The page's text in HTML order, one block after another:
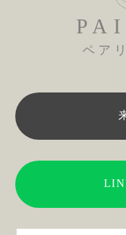
ペア